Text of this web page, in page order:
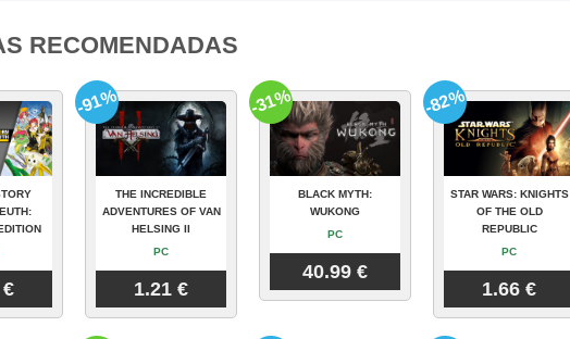
RECOMENDADAS
THE INCREDIBLE
ADVENTURES OF VAN
HELSING II
PC
1.21 €
-91%
BLACK MYTH:
WUKONG
PC
40.99 €
-31%
STAR WARS: KNIGHTS
OF THE OLD
REPUBLIC
PC
1.66 €
-82%